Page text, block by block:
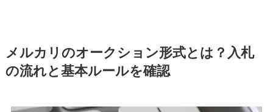
メルカリのオークション形式とは？入札
の流れと基本ルールを確認